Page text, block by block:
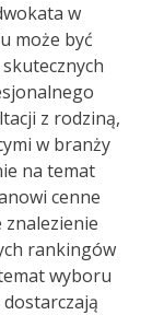
w
może być
z rodziną,
w branży
na temat
cenne
znalezienie
rankingów
wyboru